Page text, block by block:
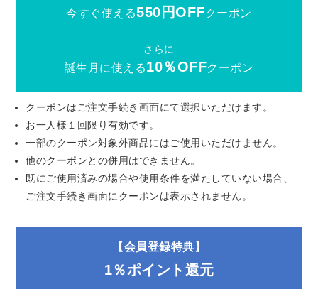
今すぐ使える550円OFFクーポン
さらに
誕生月に使える10％OFFクーポン
クーポンはご注文手続き画面にて選択いただけます。
お一人様１回限り有効です。
一部のクーポン対象外商品にはご使用いただけません。
他のクーポンとの併用はできません。
既にご使用済みの場合や使用条件を満たしていない場合、
ご注文手続き画面にクーポンは表示されません。
【会員登録特典】
1％ポイント還元